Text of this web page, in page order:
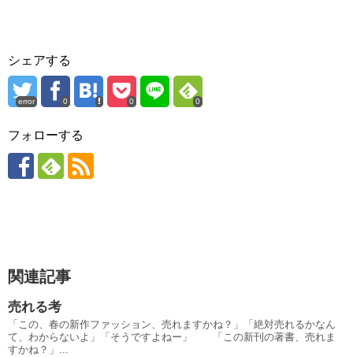
シェアする
error 0 0 0
フォローする
関連記事
売れる考
「この、春の新作ファッション、売れますかね？」「絶対売れるかなん
て、わからないよ」「そうですよねー」 「この新刊の著書、売れま
すかね？」...